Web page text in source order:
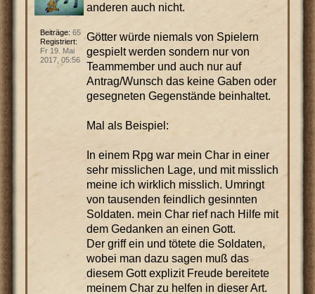
anderen auch nicht.
Götter würde niemals von Spielern
gespielt werden sondern nur von
Teammember und auch nur auf
Antrag/Wunsch das keine Gaben oder
gesegneten Gegenstände beinhaltet.
Mal als Beispiel:
In einem Rpg war mein Char in einer
sehr misslichen Lage, und mit misslich
meine ich wirklich misslich. Umringt
von tausenden feindlich gesinnten
Soldaten. mein Char rief nach Hilfe mit
dem Gedanken an einen Gott.
Der griff ein und tötete die Soldaten,
wobei man dazu sagen muß das
diesem Gott explizit Freude bereitete
meinem Char zu helfen in dieser Art.
Beiträge: 65
Registriert:
Fr 19. Mai
2017, 05:56